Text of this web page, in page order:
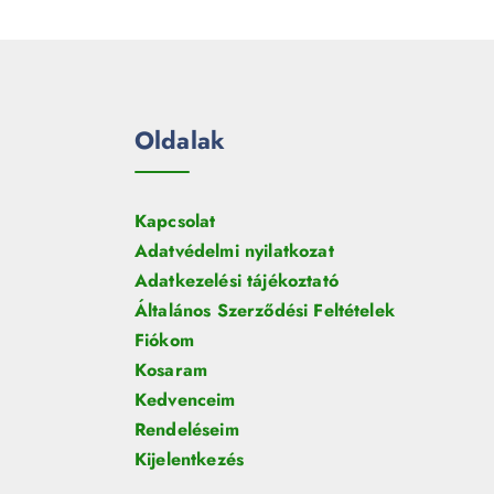
Oldalak
Kapcsolat
Adatvédelmi nyilatkozat
Adatkezelési tájékoztató
Általános Szerződési Feltételek
Fiókom
Kosaram
Kedvenceim
Rendeléseim
Kijelentkezés